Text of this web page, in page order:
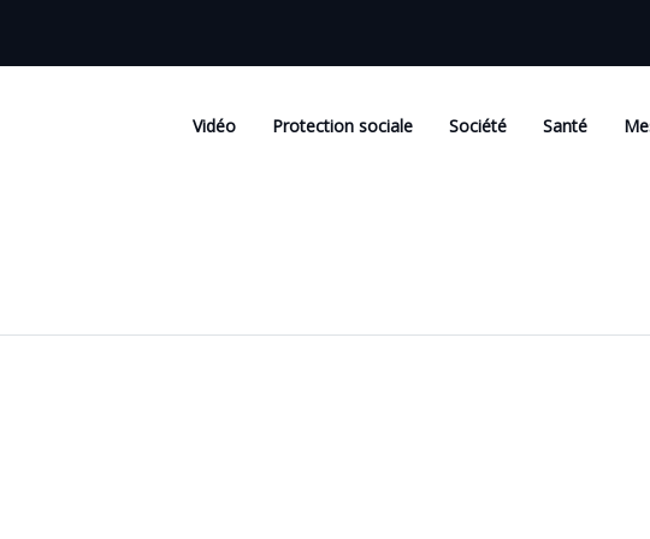
Vidéo Protection sociale Société Santé